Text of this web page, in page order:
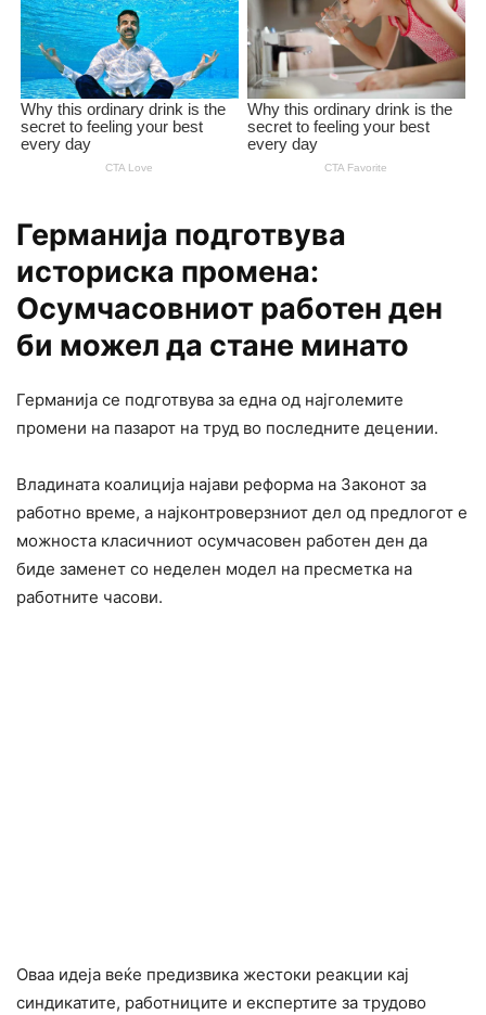
Германија подготвува
историска промена:
Осумчасовниот работен ден
би можел да стане минато
Германија се подготвува за една од најголемите
промени на пазарот на труд во последните децении.
Владината коалиција најави реформа на Законот за
работно време, а најконтроверзниот дел од предлогот е
можноста класичниот осумчасовен работен ден да
биде заменет со неделен модел на пресметка на
работните часови.
Оваа идеја веќе предизвика жестоки реакции кај
синдикатите, работниците и експертите за трудово